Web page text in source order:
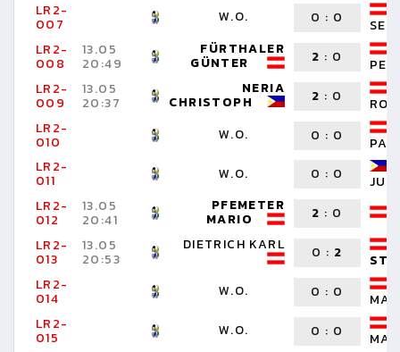
LR2-
007 W.O. 0 : 0
LR2-
008
13.05
20:49
FÜRTHALER
GÜNTER 2 : 0
LR2-
009
13.05
20:37
NERIA
CHRISTOPH 2 : 0
LR2-
010 W.O. 0 : 0
LR2-
011 W.O. 0 : 0
LR2-
012
13.05
20:41
PFEMETER
MARIO 2 : 0
LR2-
013
13.05
20:53
DIETRICH KARL 0 : 2
LR2-
014 W.O. 0 : 0
LR2-
015 W.O. 0 : 0